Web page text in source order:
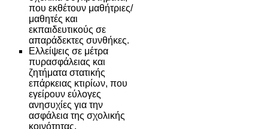
που εκθέτουν μαθήτριες/
μαθητές και
εκπαιδευτικούς σε
απαράδεκτες συνθήκες.
Ελλείψεις σε μέτρα
πυρασφάλειας και
ζητήματα στατικής
επάρκειας κτιρίων, που
εγείρουν εύλογες
ανησυχίες για την
ασφάλεια της σχολικής
κοινότητας.